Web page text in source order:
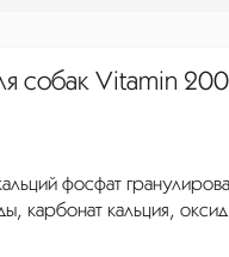
собак Vitamin
фосфат
карбонат кальция,